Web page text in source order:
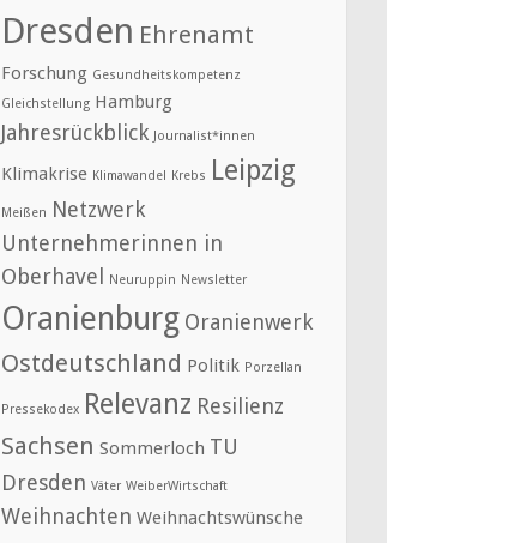
Dresden Ehrenamt
Forschung Gesundheitskompetenz
Gleichstellung Hamburg
Jahresrückblick Journalist*innen
Klimakrise Klimawandel Krebs Leipzig
Meißen Netzwerk
Unternehmerinnen in
Oberhavel
Neuruppin Newsletter
Oranienburg Oranienwerk
Ostdeutschland Politik Porzellan
Pressekodex Relevanz Resilienz
Sachsen Sommerloch TU
Dresden Väter WeiberWirtschaft
Weihnachten Weihnachtswünsche